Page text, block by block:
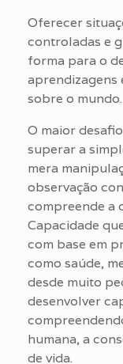
Oferecer
controladas e
forma para o
aprendizagens
sobre o mundo.
O maior
superar a
mera
observação
compreende a
Capacidade
com base em
como saúde,
desde muito
desenvolver
humana, a
de vida.